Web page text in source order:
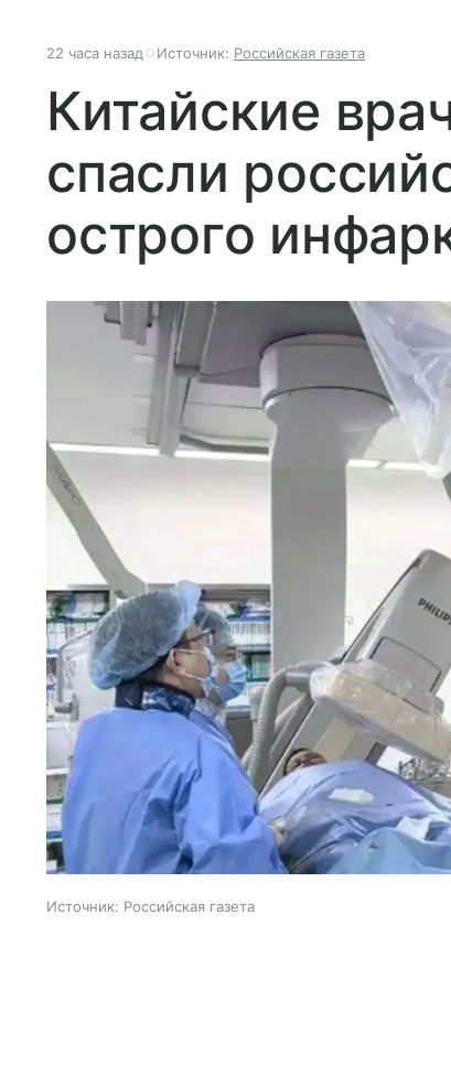
22 часа назад Источник: Российская газета
Китайские
спасли
острого
Источник: Российская газета